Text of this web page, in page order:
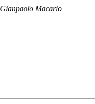
Gianpaolo Macario